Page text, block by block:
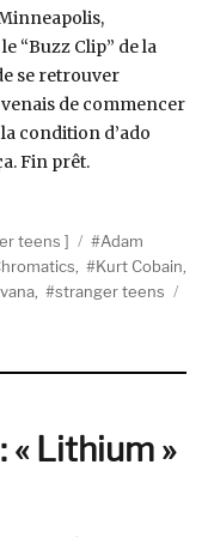
“Buzz Clip” de la
se retrouver
de commencer
condition d’ado
Fin prêt.
/ Guest : Adam Miller
teens Étiquettes
Adam
Kurt Cobain
,
stranger teens
« Lithium »